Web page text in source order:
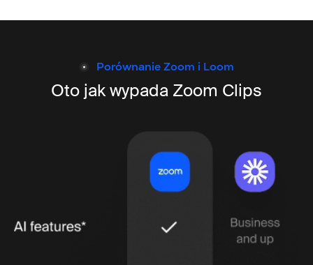
Porównanie Zoom i Loom
Oto jak wypada Zoom Clips